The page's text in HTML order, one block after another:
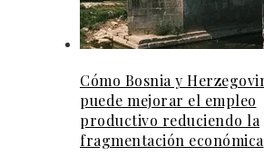
Cómo Bosnia y
puede mejorar el empleo
productivo reduciendo la
fragmentación económica